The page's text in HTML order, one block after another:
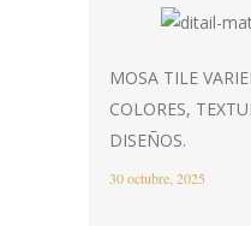
MOSA TILE
COLORES,
DISEÑOS.
30 octubre, 2025